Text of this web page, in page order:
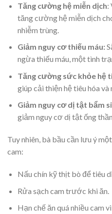
Tăng cường hệ miễn dịch:
tăng cường hệ miễn dịch
nhiễm trùng.
Giảm nguy cơ thiếu máu:
ngừa thiếu máu, một tình
Tăng cường sức khỏe hệ
giúp cải thiện hệ tiêu hóa
Giảm nguy cơ dị tật bẩm
giảm nguy cơ dị tật ống
Tuy nhiên, bà bầu cần lưu ý
cam:
Nấu chín kỹ thịt bò để tiêu
Rửa sạch cam trước khi ăn.
Hạn chế ăn quá nhiều cam